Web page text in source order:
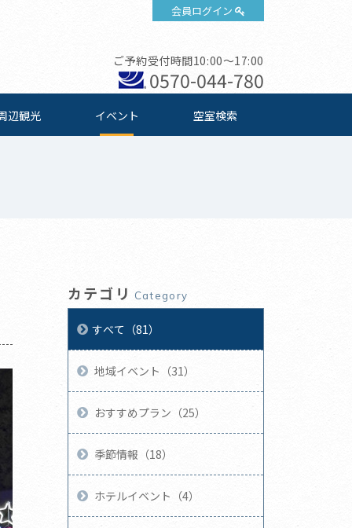
会員ログイン
ご予約受付時間10:00～17:00
0570-044-780
辺観光 イベント 空室検索
カテゴリ Category
すべて（81）
地域イベント（31）
おすすめプラン（25）
季節情報（18）
ホテルイベント（4）